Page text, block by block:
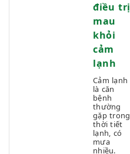
điều trị
mau
khỏi
cảm
lạnh
Cảm lạnh
là căn
bệnh
thường
gặp trong
thời tiết
lạnh, có
mưa
nhiều.